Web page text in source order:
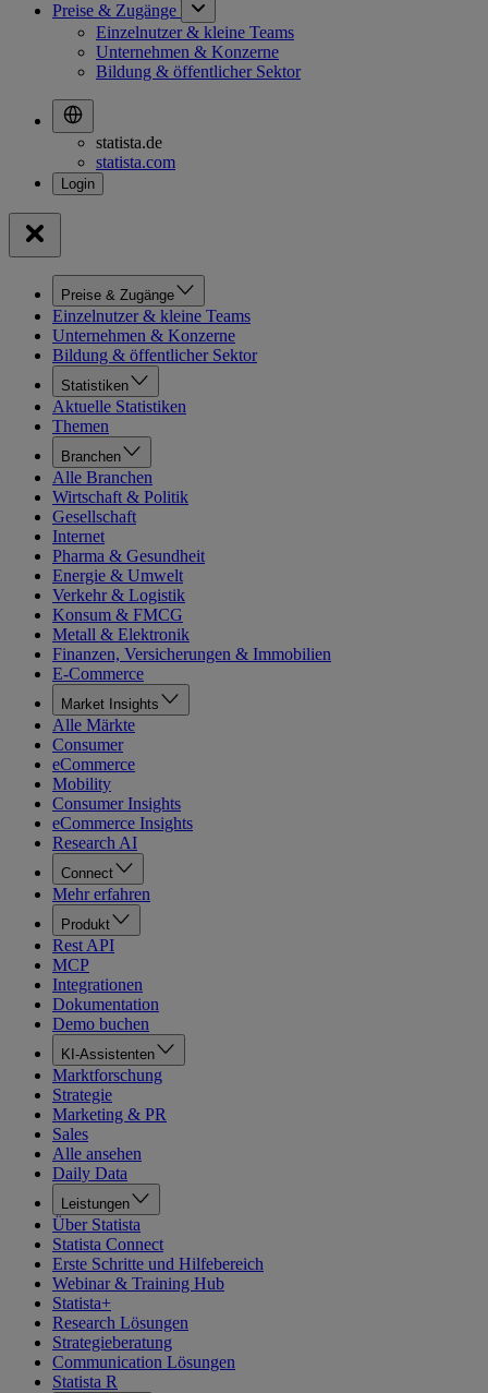
Preise & Zugänge
Einzelnutzer & kleine Teams
Unternehmen & Konzerne
Bildung & öffentlicher Sektor
statista.de
statista.com
Preise & Zugänge
Einzelnutzer & kleine Teams
Unternehmen & Konzerne
Bildung & öffentlicher Sektor
Statistiken
Aktuelle Statistiken
Themen
Branchen
Alle Branchen
Wirtschaft & Politik
Gesellschaft
Internet
Pharma & Gesundheit
Energie & Umwelt
Verkehr & Logistik
Konsum & FMCG
Metall & Elektronik
Finanzen, Versicherungen & Immobilien
E-Commerce
Market Insights
Alle Märkte
Consumer
eCommerce
Mobility
Consumer Insights
eCommerce Insights
Research AI
Connect
Mehr erfahren
Produkt
Rest API
MCP
Integrationen
Dokumentation
Demo buchen
KI-Assistenten
Marktforschung
Strategie
Marketing & PR
Sales
Alle ansehen
Daily Data
Leistungen
Über Statista
Statista Connect
Erste Schritte und Hilfebereich
Webinar & Training Hub
Statista+
Research Lösungen
Strategieberatung
Communication Lösungen
Statista R